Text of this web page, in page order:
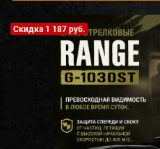
Скидка 1 187 руб.